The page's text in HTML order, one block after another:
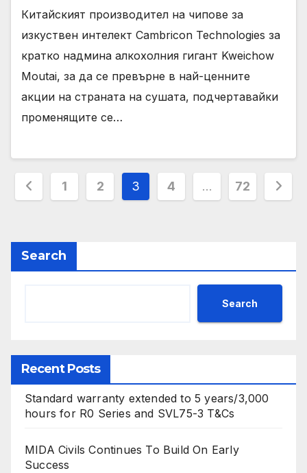
Китайският производител на чипове за
изкуствен интелект Cambricon Technologies за
кратко надмина алкохолния гигант Kweichow
Moutai, за да се превърне в най-ценните
акции на страната на сушата, подчертавайки
променящите се…
Posts
1 2 3 4 … 72
Search
Search
Recent Posts
Standard warranty extended to 5 years/3,000
hours for R0 Series and SVL75-3 T&Cs
MIDA Civils Continues To Build On Early
Success